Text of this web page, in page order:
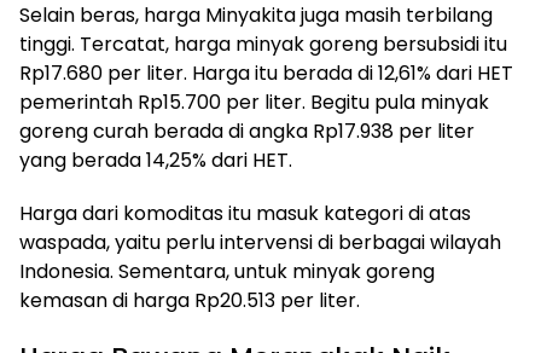
Selain beras, harga Minyakita juga masih terbilang
tinggi. Tercatat, harga minyak goreng bersubsidi itu
Rp17.680 per liter. Harga itu berada di 12,61% dari HET
pemerintah Rp15.700 per liter. Begitu pula minyak
goreng curah berada di angka Rp17.938 per liter
yang berada 14,25% dari HET.
Harga dari komoditas itu masuk kategori di atas
waspada, yaitu perlu intervensi di berbagai wilayah
Indonesia. Sementara, untuk minyak goreng
kemasan di harga Rp20.513 per liter.